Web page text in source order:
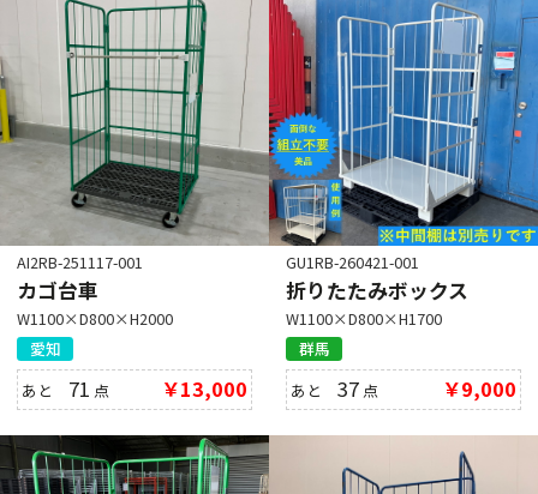
AI2RB-251117-001
カゴ台車
W1100×D800×H2000
愛知
あと 71 点 ￥13,000
GU1RB-260421-001
折りたたみボックス
W1100×D800×H1700
群馬
あと37 点 ￥9,000